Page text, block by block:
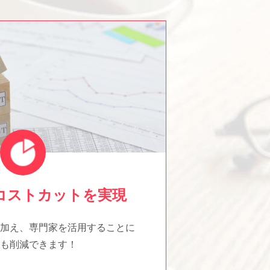
ストカットを実現
え、専門家を活用することに
削減できます！